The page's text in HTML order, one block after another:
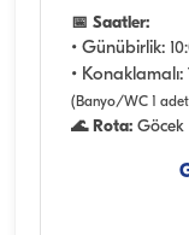
📅 Saatler:
• Günübirlik:
• Konaklamalı:
(Banyo/WC 1
🌊 Rota: Göcek